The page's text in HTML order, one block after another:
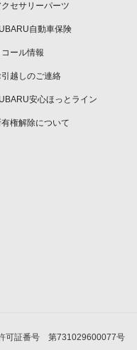
クセサリーパーツ
自動車保険
コール情報
引越しのご連絡
安心ほっとライン
有権解除について
可証番号 第731029600077号